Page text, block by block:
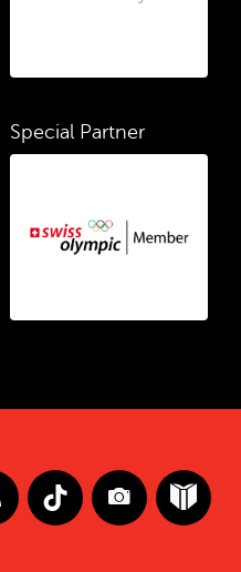
Special Partner